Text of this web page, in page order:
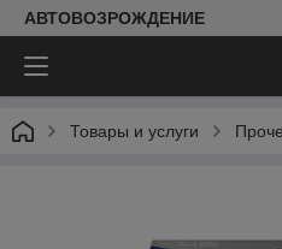
АВТОВОЗРОЖДЕНИЕ
Товары и услуги